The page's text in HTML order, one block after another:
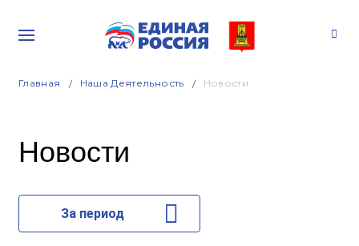
Главная Наша Деятельность Новости
Новости
За период